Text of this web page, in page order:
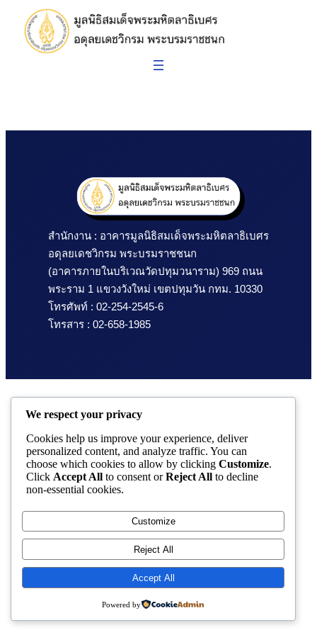
เนื้อหา
สำนักงาน : อาคารมูลนิธิสมเด็จพระมหิตลาธิเบศร
อดุลยเดชวิกรม พระบรมราชชนก
(อาคารภายในบริเวณวัดปทุมวนาราม) 969 ถนน
พระราม 1 แขวงวังใหม่ เขตปทุมวัน กทม. 10330
โทรศัพท์ : 02-254-2545-6
โทรสาร : 02-658-1985
We respect your privacy
Cookies help us improve your experience, deliver
personalized content, and analyze traffic. You can
choose which cookies to allow by clicking Customize.
Click Accept All to consent orReject All to decline
non-essential cookies.
Customize
Reject All
Accept All
Powered by